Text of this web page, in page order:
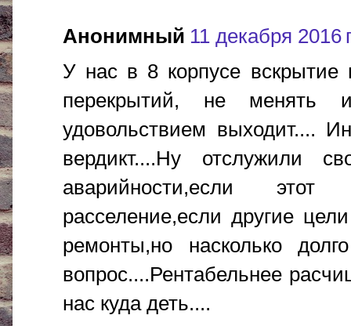
Анонимный 11 декабря 2016
У нас в 8 корпусе вскрытие
перекрытий, не менять
удовольствием выходит....
вердикт....Ну отслужили
аварийности,если этот
расселение,если другие
ремонты,но насколько
вопрос....Рентабельнее
нас куда деть....